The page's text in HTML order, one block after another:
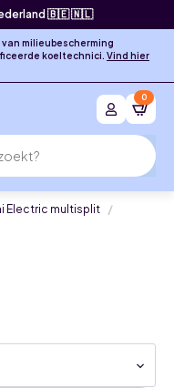
🇧🇪 🇳🇱
milieubescherming
koeltechnici. Vind hier
0
Electric multisplit